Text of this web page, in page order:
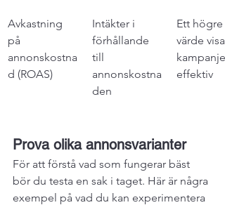
Avkastning
på
annonskostna
d (ROAS)
Intäkter i
förhållande
till
annonskostna
den
Ett högre
värde
effektiv
Prova olika annonsvarianter
För att förstå vad som fungerar bäst
bör du testa en sak i taget. Här är några
exempel på vad du kan experimentera